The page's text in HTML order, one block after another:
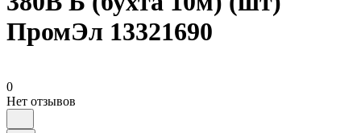
ПромЭл 13321690
0
Нет отзывов